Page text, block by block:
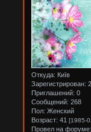
Откуда: Київ
Зарегистрирован:
Приглашений: 0
Сообщений: 268
Пол: Женский
Возраст: 41[1985-
Провел на форуме: